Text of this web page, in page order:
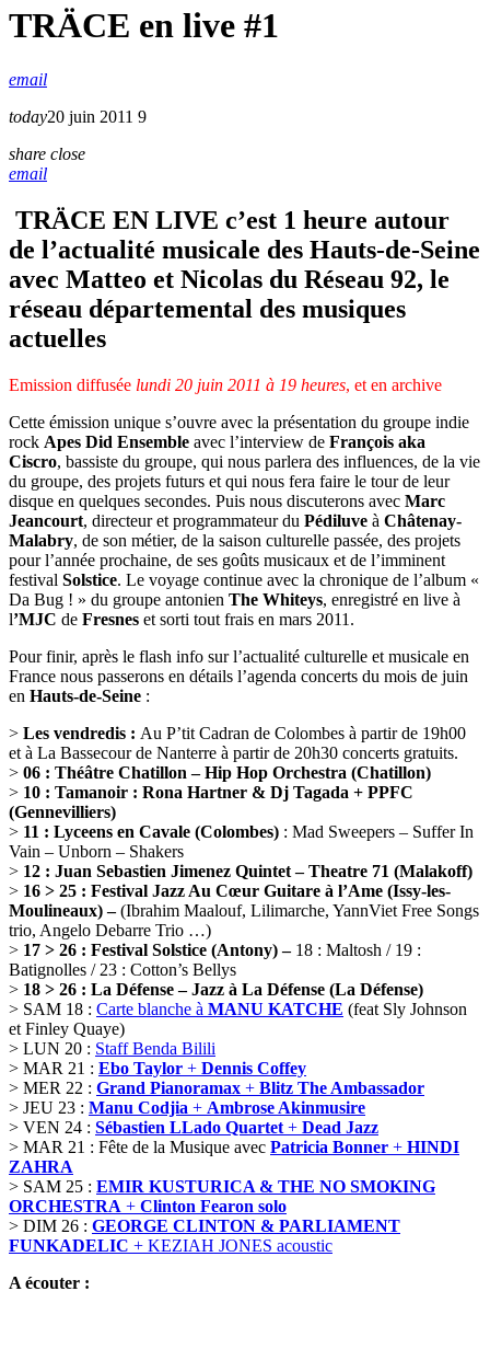
TRÄCE en live #1
email
today20 juin 2011 9
share close
email
TRÄCE EN LIVE c’est 1 heure autour
de l’actualité musicale des Hauts-de-Seine
avec Matteo et Nicolas du Réseau 92, le
réseau départemental des musiques
actuelles
Emission diffusée lundi 20 juin 2011 à 19 heures, et en archive
Cette émission unique s’ouvre avec la présentation du groupe indie
rock Apes Did Ensemble avec l’interview de François aka
Ciscro, bassiste du groupe, qui nous parlera des influences, de la vie
du groupe, des projets futurs et qui nous fera faire le tour de leur
disque en quelques secondes. Puis nous discuterons avec Marc
Jeancourt, directeur et programmateur du Pédiluve à Châtenay-
Malabry, de son métier, de la saison culturelle passée, des projets
pour l’année prochaine, de ses goûts musicaux et de l’imminent
festival Solstice. Le voyage continue avec la chronique de l’album «
Da Bug ! » du groupe antonien The Whiteys, enregistré en live à
l’MJC de Fresnes et sorti tout frais en mars 2011.
Pour finir, après le flash info sur l’actualité culturelle et musicale en
France nous passerons en détails l’agenda concerts du mois de juin
en Hauts-de-Seine :
> Les vendredis : Au P’tit Cadran de Colombes à partir de 19h00
et à La Bassecour de Nanterre à partir de 20h30 concerts gratuits.
> 06 : Théâtre Chatillon – Hip Hop Orchestra (Chatillon)
> 10 : Tamanoir : Rona Hartner & Dj Tagada + PPFC
(Gennevilliers)
> 11 : Lyceens en Cavale (Colombes) : Mad Sweepers – Suffer In
Vain – Unborn – Shakers
> 12 : Juan Sebastien Jimenez Quintet – Theatre 71 (Malakoff)
> 16 > 25 : Festival Jazz Au Cœur Guitare à l’Ame (Issy-les-
Moulineaux) –(Ibrahim Maalouf, Lilimarche, YannViet Free Songs
trio, Angelo Debarre Trio …)
> 17 > 26 : Festival Solstice (Antony) – 18 : Maltosh / 19 :
Batignolles / 23 : Cotton’s Bellys
> 18 > 26 : La Défense – Jazz à La Défense (La Défense)
> SAM 18 : Carte blanche à MANU KATCHE (feat Sly Johnson
et Finley Quaye)
> LUN 20 : Staff Benda Bilili
> MAR 21 : Ebo Taylor + Dennis Coffey
> MER 22 : Grand Pianoramax + Blitz The Ambassador
> JEU 23 : Manu Codjia + Ambrose Akinmusire
> VEN 24 : Sébastien LLado Quartet + Dead Jazz
> MAR 21 : Fête de la Musique avec Patricia Bonner + HINDI
ZAHRA
> SAM 25 : EMIR KUSTURICA & THE NO SMOKING
ORCHESTRA + Clinton Fearon solo
> DIM 26 : GEORGE CLINTON & PARLIAMENT
FUNKADELIC + KEZIAH JONES acoustic
A écouter :